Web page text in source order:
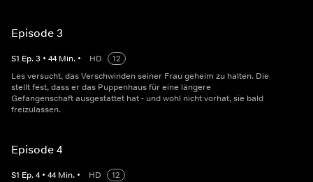
Episode 3
S1 Ep.3 • 44 Min. • HD
12
Les versucht, das Verschwinden seiner Frau geheim zu halten. Die
stellt fest, dass er das Puppenhaus für eine längere
Gefangenschaft ausgestattet hat - und wohl nicht vorhat, sie bald
freizulassen.
Episode 4
S1 Ep.4 • 44 Min. • HD
12